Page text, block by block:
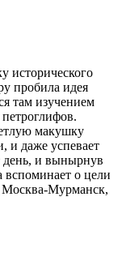
исторического
пробила идея
там изучением
макушку
и даже успевает
день, и вынырнув
вспоминает о цели
Москва-Мурманск,